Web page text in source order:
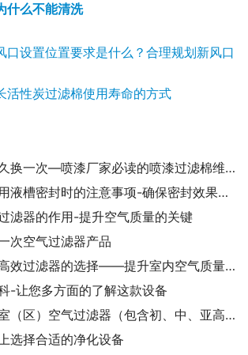
什么不能清洗
口设置位置要求是什么？合理规划新风口
活性炭过滤棉使用寿命的方式
喷漆过滤棉多久换一次—喷漆厂家必读的喷漆过滤棉维护指南
高效过滤器采用液槽密封时的注意事项-确保密封效果的关键步骤
滤器的作用-提升空气质量的关键
次空气过滤器产品
初效、中效、高效过滤器的选择——提升室内空气质量的有效策略
-让您多方面的了解这款设备
医疗器械洁净室（区）空气过滤器（包含初、中、亚高和高效）特点及性能
选择合适的净化设备